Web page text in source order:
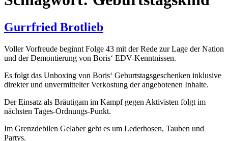
Gurrfried Brotlieb
Voller Vorfreude beginnt Folge 43 mit der Rede zur Lage der Nation
und der Demontierung von Boris‘ EDV-Kenntnissen.
Es folgt das Unboxing von Boris‘ Geburtstagsgeschenken inklusive
direkter und unvermittelter Verkostung der angebotenen Inhalte.
Der Einsatz als Bräutigam im Kampf gegen Aktivisten folgt im
nächsten Tages-Ordnungs-Punkt.
Im Grenzdebilen Gelaber geht es um Lederhosen, Tauben und
Partys.